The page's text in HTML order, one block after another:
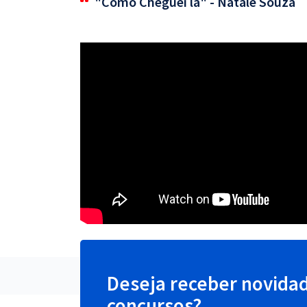
Deseja receber